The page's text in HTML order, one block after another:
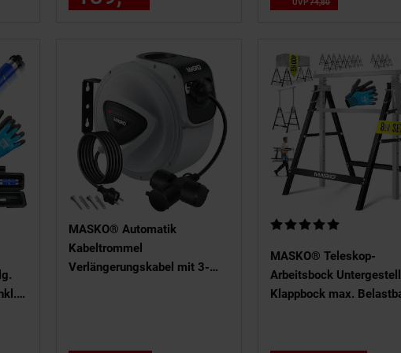
3
MASKO® Automatik
Kabeltrommel
Verlängerungskabel mit 3-
MASKO® Teleskop-
Arbeitsbock Untergestell |
Klappbock max.
Kundenbewertung: 5 von